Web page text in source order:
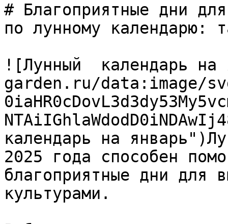
# Благоприятные дни
по лунному календарю:
![Лунный  календарь
garden.ru/data:image/
календарь на
2025 года способен
благоприятные дни для
культурами.